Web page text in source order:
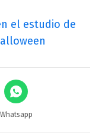
el estudio de
Whatsapp